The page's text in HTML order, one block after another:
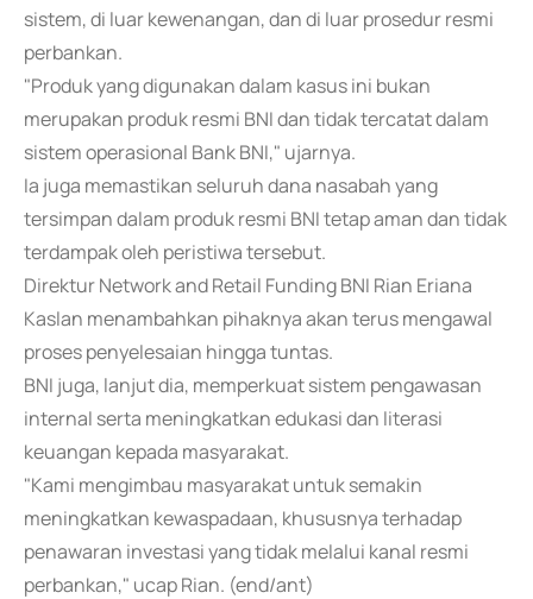
sistem, di luar kewenangan, dan di luar prosedur resmi
perbankan.
"Produk yang digunakan dalam kasus ini bukan
merupakan produk resmi BNI dan tidak tercatat dalam
sistem operasional Bank BNI," ujarnya.
Ia juga memastikan seluruh dana nasabah yang
tersimpan dalam produk resmi BNI tetap aman dan tidak
terdampak oleh peristiwa tersebut.
Direktur Network and Retail Funding BNI Rian Eriana
Kaslan menambahkan pihaknya akan terus mengawal
proses penyelesaian hingga tuntas.
BNI juga, lanjut dia, memperkuat sistem pengawasan
internal serta meningkatkan edukasi dan literasi
keuangan kepada masyarakat.
"Kami mengimbau masyarakat untuk semakin
meningkatkan kewaspadaan, khususnya terhadap
penawaran investasi yang tidak melalui kanal resmi
perbankan," ucap Rian. (end/ant)